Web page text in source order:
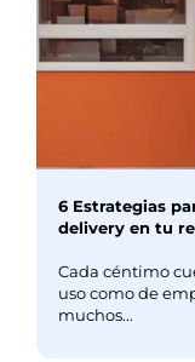
6 Estrategias
delivery en tu
Cada céntimo
uso como de
muchos...